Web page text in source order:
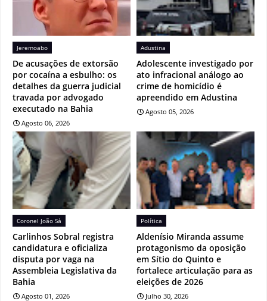
Jeremoabo
De acusações de extorsão
por cocaína a esbulho: os
detalhes da guerra judicial
travada por advogado
executado na Bahia
Agosto 06, 2026
Adustina
Adolescente investigado por
ato infracional análogo ao
crime de homicídio é
apreendido em Adustina
Agosto 05, 2026
Coronel João Sá
Carlinhos Sobral registra
candidatura e oficializa
disputa por vaga na
Assembleia Legislativa da
Bahia
Agosto 01, 2026
Política
Aldenísio Miranda assume
protagonismo da oposição
em Sítio do Quinto e
fortalece articulação para as
eleições de 2026
Julho 30, 2026